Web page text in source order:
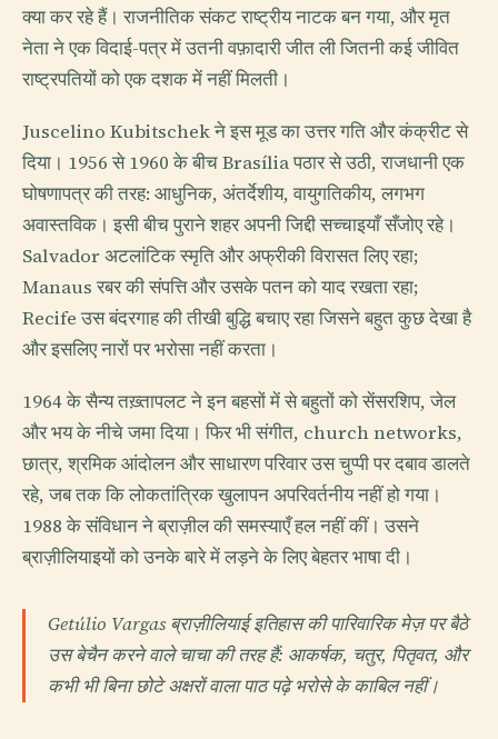
क्या कर रहे हैं। राजनीतिक संकट राष्ट्रीय नाटक बन गया, और मृत
नेता ने एक विदाई-पत्र में उतनी वफ़ादारी जीत ली जितनी कई जीवित
राष्ट्रपतियों को एक दशक में नहीं मिलती।
Juscelino Kubitschek ने इस मूड का उत्तर गति और कंक्रीट से
दिया। 1956 से 1960 के बीच Brasília पठार से उठी, राजधानी एक
घोषणापत्र की तरह: आधुनिक, अंतर्देशीय, वायुगतिकीय, लगभग
अवास्तविक। इसी बीच पुराने शहर अपनी जिद्दी सच्चाइयाँ सँजोए रहे।
Salvador अटलांटिक स्मृति और अफ्रीकी विरासत लिए रहा;
Manaus रबर की संपत्ति और उसके पतन को याद रखता रहा;
Recife उस बंदरगाह की तीखी बुद्धि बचाए रहा जिसने बहुत कुछ देखा है
और इसलिए नारों पर भरोसा नहीं करता।
1964 के सैन्य तख़्तापलट ने इन बहसों में से बहुतों को सेंसरशिप, जेल
और भय के नीचे जमा दिया। फिर भी संगीत, church networks,
छात्र, श्रमिक आंदोलन और साधारण परिवार उस चुप्पी पर दबाव डालते
रहे, जब तक कि लोकतांत्रिक खुलापन अपरिवर्तनीय नहीं हो गया।
1988 के संविधान ने ब्राज़ील की समस्याएँ हल नहीं कीं। उसने
ब्राज़ीलियाइयों को उनके बारे में लड़ने के लिए बेहतर भाषा दी।
Getúlio Vargas ब्राज़ीलियाई इतिहास की पारिवारिक मेज़ पर बैठे
उस बेचैन करने वाले चाचा की तरह हैं: आकर्षक, चतुर, पितृवत, और
कभी भी बिना छोटे अक्षरों वाला पाठ पढ़े भरोसे के काबिल नहीं।